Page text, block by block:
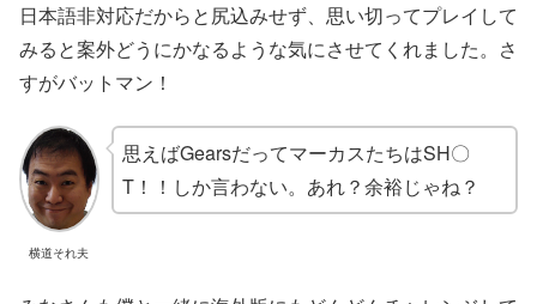
日本語非対応だからと尻込みせず、思い切ってプレイして
みると案外どうにかなるような気にさせてくれました。さ
すがバットマン！
横道それ夫
思えばGearsだってマーカスたちはSH〇
T！！しか言わない。あれ？余裕じゃね？